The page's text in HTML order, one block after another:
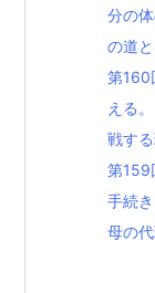
分の
の道
第160
える
戦す
第159
手続
母の